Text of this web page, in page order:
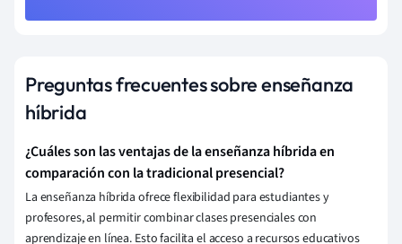
Preguntas frecuentes sobre enseñanza
híbrida
¿Cuáles son las ventajas de la enseñanza híbrida en
comparación con la tradicional presencial?
La enseñanza híbrida ofrece flexibilidad para estudiantes y
profesores, al permitir combinar clases presenciales con
aprendizaje en línea. Esto facilita el acceso a recursos educativos